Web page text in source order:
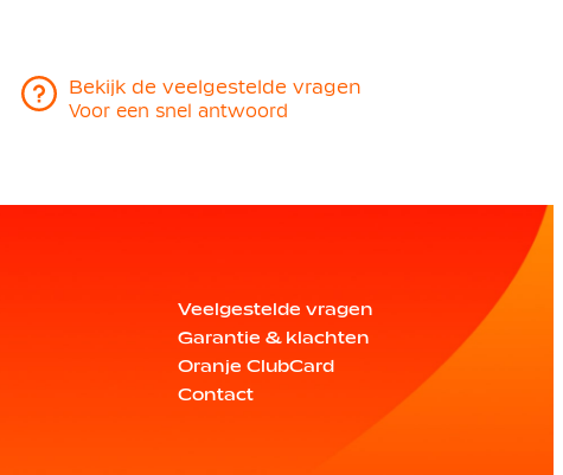
Bekijk de veelgestelde vragen
Voor een snel antwoord
Veelgestelde vragen
Garantie & klachten
Oranje ClubCard
Contact